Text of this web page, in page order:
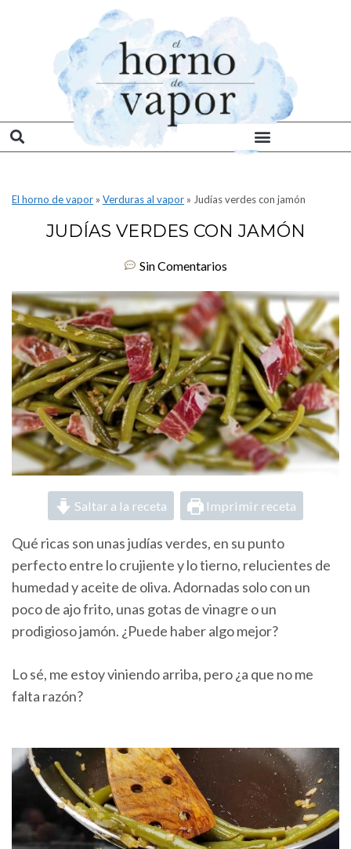
El horno de vapor » Verduras al vapor » Judías verdes con jamón
JUDÍAS VERDES CON JAMÓN
Sin Comentarios
Saltar a la receta Imprimir receta
Qué ricas son unas judías verdes, en su punto
perfecto entre lo crujiente y lo tierno, relucientes de
humedad y aceite de oliva. Adornadas solo con un
poco de ajo frito, unas gotas de vinagre o un
prodigioso jamón. ¿Puede haber algo mejor?
Lo sé, me estoy viniendo arriba, pero ¿a que no me
falta razón?